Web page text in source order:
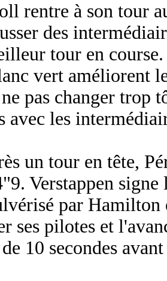
rentre à son tour
des
tour en
vert améliorent
pas changer trop
avec les
un tour en tête,
Verstappen
par
ses pilotes et
10 secondes